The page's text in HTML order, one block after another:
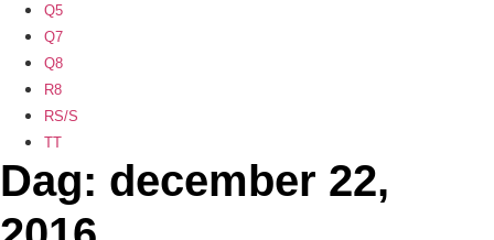
Q5
Q7
Q8
R8
RS/S
TT
Dag: december 22,